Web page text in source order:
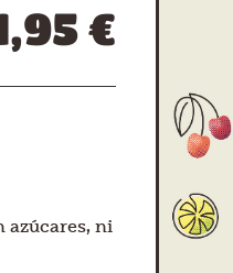
€
azúcares, ni